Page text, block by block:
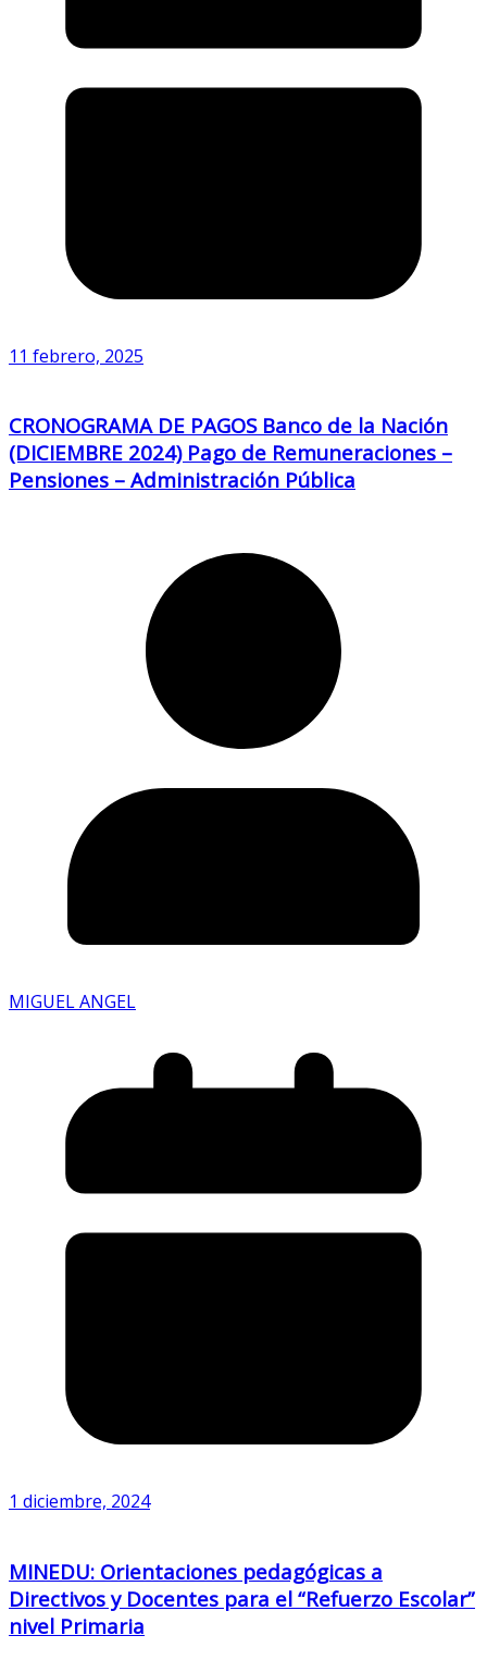
11 febrero, 2025
CRONOGRAMA DE PAGOS Banco de la Nación
(DICIEMBRE 2024) Pago de Remuneraciones –
Pensiones – Administración Pública
MIGUEL ANGEL
1 diciembre, 2024
MINEDU: Orientaciones pedagógicas a
Directivos y Docentes para el “Refuerzo Escolar”
nivel Primaria